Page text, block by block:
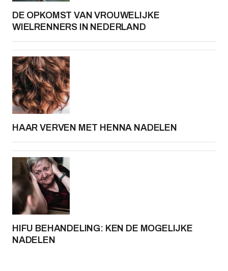
DE OPKOMST VAN VROUWELIJKE
WIELRENNERS IN NEDERLAND
HAAR VERVEN MET HENNA NADELEN
HIFU BEHANDELING: KEN DE MOGELIJKE
NADELEN